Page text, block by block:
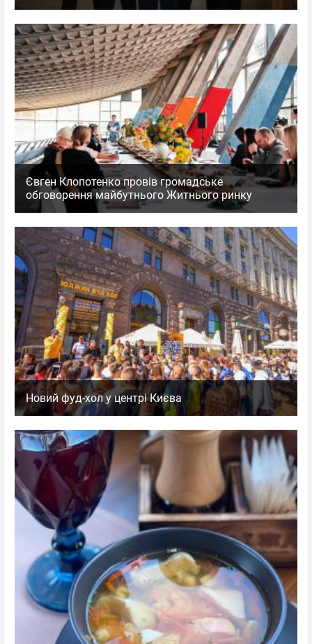
Євген Клопотенко провів громадське
обговорення майбутнього Житнього ринку
Новий фуд-хол у центрі Києва